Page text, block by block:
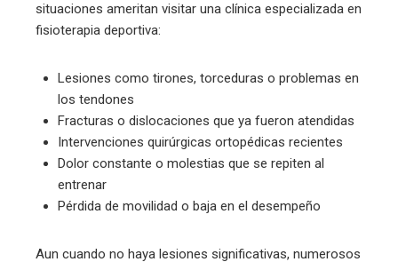
situaciones ameritan visitar una clínica especializada en
fisioterapia deportiva:
Lesiones como tirones, torceduras o problemas en
los tendones
Fracturas o dislocaciones que ya fueron atendidas
Intervenciones quirúrgicas ortopédicas recientes
Dolor constante o molestias que se repiten al
entrenar
Pérdida de movilidad o baja en el desempeño
Aun cuando no haya lesiones significativas, numerosos